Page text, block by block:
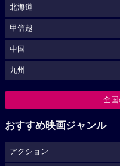
北海道
甲信越
中国
九州
全
おすすめ映画ジャンル
アクション